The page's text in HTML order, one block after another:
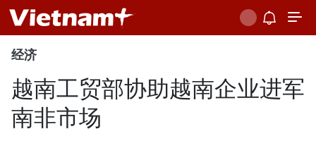
经济
越南工贸部协助越南企业进军
南非市场